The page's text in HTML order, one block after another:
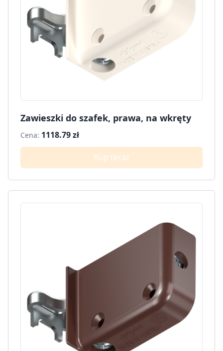
Zawieszki do szafek, prawa, na wkręty
Cena: 1118.79 zł
Kup teraz